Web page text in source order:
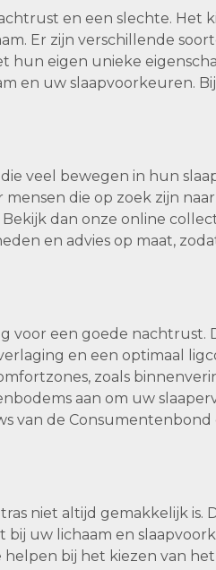
en een slechte. Het
Er zijn verschillende
hun eigen unieke
en uw slaapvoorkeuren.
veel bewegen in hun
die op zoek zijn
dan onze online
en advies op maat,
voor een goede nachtrust.
en een optimaal
zoals
aan om uw
van de
niet altijd gemakkelijk is.
uw lichaam en
bij het kiezen van